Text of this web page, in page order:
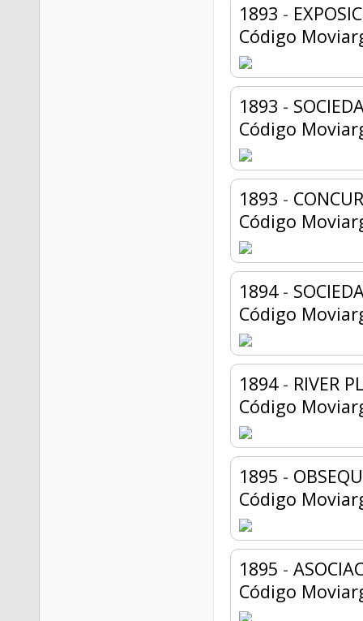
1893 -
Código
1893 -
Código
1893 -
Código
1894-
Código
1894- RIVER
Código
1895 -
Código
1895 -
Código